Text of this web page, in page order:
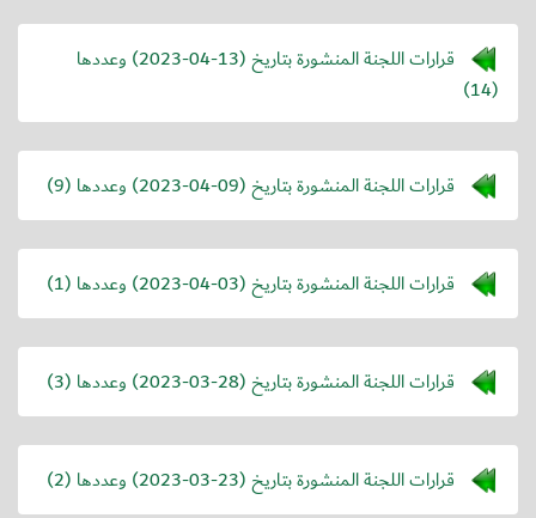
قرارات اللجنة المنشورة بتاريخ (2023-04-13) وعددها
(14)
قرارات اللجنة المنشورة بتاريخ (2023-04-09) وعددها (9)
قرارات اللجنة المنشورة بتاريخ (2023-04-03) وعددها (1)
قرارات اللجنة المنشورة بتاريخ (2023-03-28) وعددها (3)
قرارات اللجنة المنشورة بتاريخ (2023-03-23) وعددها (2)